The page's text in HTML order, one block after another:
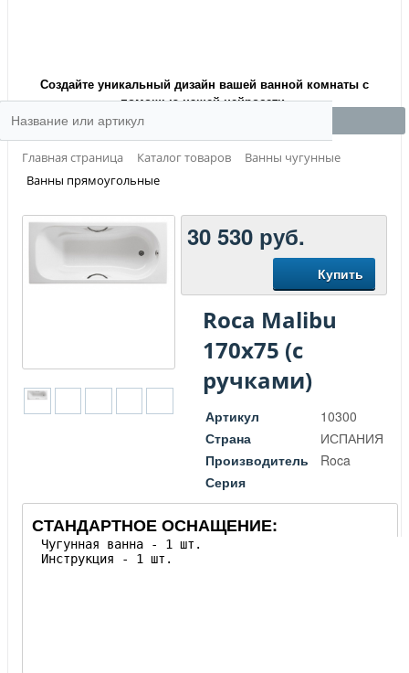
Создайте уникальный дизайн вашей ванной комнаты с
помощью нашей нейросети.
Главная страница Каталог товаров
Ванны чугунные
Ванны прямоугольные
30 530 руб.
Купить
Roca Malibu
170х75 (с
ручками)
Артикул
10300
Страна
ИСПАНИЯ
Производитель
Roca
Серия
СТАНДАРТНОЕ ОСНАЩЕНИЕ: